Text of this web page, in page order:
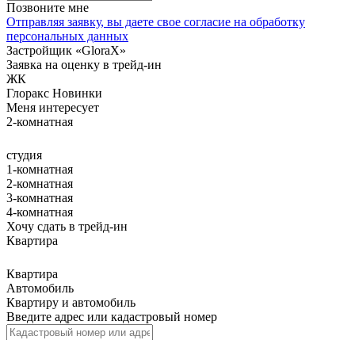
Позвоните мне
Отправляя заявку, вы даете свое согласие на обработку
персональных данных
Застройщик «GloraX»
Заявка на оценку в трейд-ин
ЖК
Глоракс Новинки
Меня интересует
2-комнатная
студия
1-комнатная
2-комнатная
3-комнатная
4-комнатная
Хочу сдать в трейд-ин
Квартира
Квартира
Автомобиль
Квартиру и автомобиль
Введите адрес или кадастровый номер